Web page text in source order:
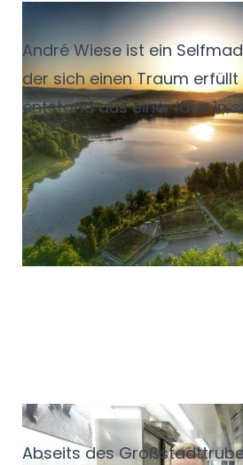
Das Haus am See
André Wiese ist ein
der sich einen Traum erfüllt
entstand aus einer Idee in
steht seit 2018 am Ufer des
erfolgreiches Ausflugslokal
als feste Größe im
Jung, verwurzelt,
Abseits des